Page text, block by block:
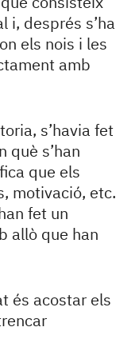
i, després s’ha
els nois i les
amb
s’havia fet
què s’han
que els
motivació, etc.
fet un
allò que han
és acostar els